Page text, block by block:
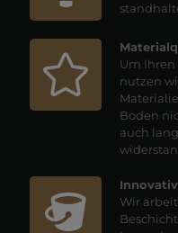
Um Ihren
nutzen
Boden
auch
Wir